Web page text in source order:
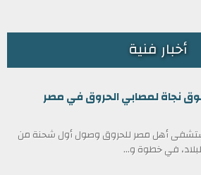
أخبار فنية
نجاة لمصابي الحروق في مصر
أهل مصر للحروق وصول أول شحنة من
في خطوة و...